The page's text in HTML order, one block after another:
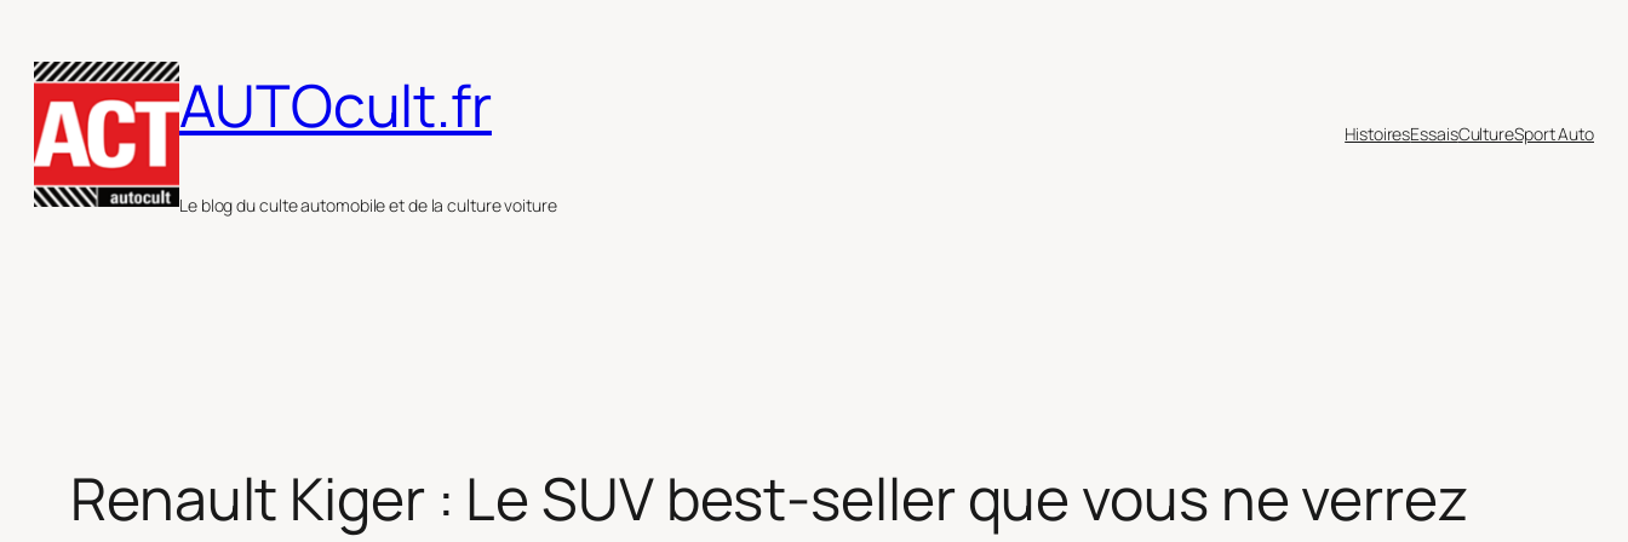
au
contenu
AUTOcult.fr
Le blog du culte automobile et de la culture voiture
HistoiresEssaisCultureSport Auto
Renault Kiger : Le SUV best-seller que vous ne verrez